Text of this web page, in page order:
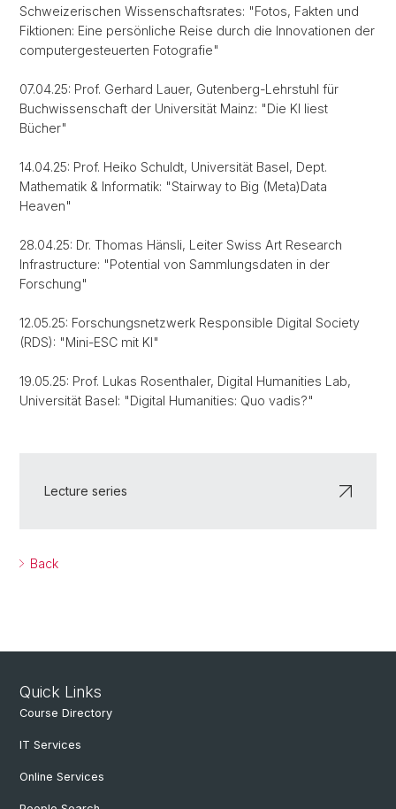
Schweizerischen Wissenschaftsrates: "Fotos, Fakten und
Fiktionen: Eine persönliche Reise durch die Innovationen der
computergesteuerten Fotografie"
07.04.25: Prof. Gerhard Lauer, Gutenberg-Lehrstuhl für
Buchwissenschaft der Universität Mainz: "Die KI liest
Bücher"
14.04.25: Prof. Heiko Schuldt, Universität Basel, Dept.
Mathematik & Informatik: "Stairway to Big (Meta)Data
Heaven"
28.04.25: Dr. Thomas Hänsli, Leiter Swiss Art Research
Infrastructure: "Potential von Sammlungsdaten in der
Forschung"
12.05.25: Forschungsnetzwerk Responsible Digital Society
(RDS): "Mini-ESC mit KI"
19.05.25: Prof. Lukas Rosenthaler, Digital Humanities Lab,
Universität Basel: "Digital Humanities: Quo vadis?"
Lecture series
Back
Quick Links
Course Directory
IT Services
Online Services